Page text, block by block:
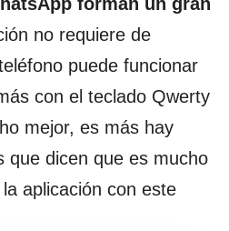
no requiere de
puede funcionar
con el teclado Qwerty
mejor, es más hay
que dicen que es mucho
aplicación con este